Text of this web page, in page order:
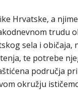
Hrvatske, a
trudu
sela i običaja,
te potrebe
područja
okružju